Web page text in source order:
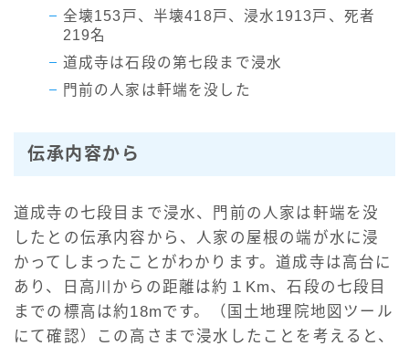
全壊153戸、半壊418戸、浸水1913戸、死者
219名
道成寺は石段の第七段まで浸水
門前の人家は軒端を没した
伝承内容から
道成寺の七段目まで浸水、門前の人家は軒端を没
したとの伝承内容から、人家の屋根の端が水に浸
かってしまったことがわかります。道成寺は高台に
あり、日高川からの距離は約１Km、石段の七段目
までの標高は約18mです。（国土地理院地図ツール
にて確認）この高さまで浸水したことを考えると、